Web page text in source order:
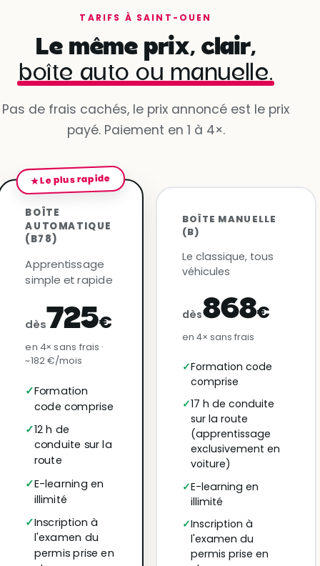
TARIFS À SAINT-OUEN
Le même prix, clair,
boîte auto ou manuelle.
Pas de frais cachés, le prix annoncé est le prix
payé. Paiement en 1 à 4×.
★ Le plus rapide
BOÎTE
AUTOMATIQUE
(B78)
Apprentissage
simple et rapide
dès725€
en 4× sans frais ·
~182 €/mois
Formation
code comprise
12 h de
conduite sur la
route
E-learning en
illimité
Inscription à
l'examen du
permis prise en
BOÎTE MANUELLE
(B)
Le classique, tous
véhicules
dès868€
en 4× sans frais
Formation code
comprise
17 h de conduite
sur la route
(apprentissage
exclusivement en
voiture)
E-learning en
illimité
Inscription à
l'examen du
permis prise en